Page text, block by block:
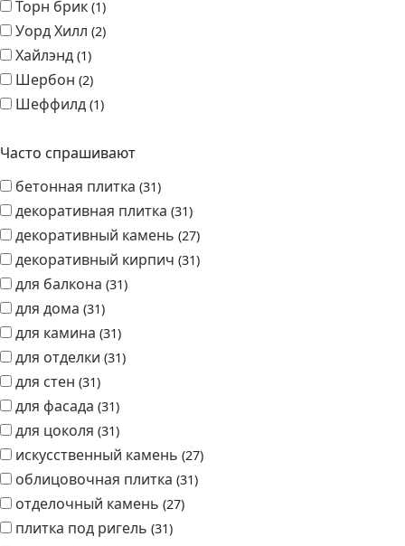
Шеффилд 1
Часто спрашивают
бетонная плитка
декоративная плитка
декоративный кирпич
для балкона 31
для дома 31
для камина 31
для отделки 31
для стен 31
для фасада 31
для цоколя 31
искусственный камень
облицовочная плитка
отделочный камень
плитка под ригель
под камень 31
под кирпич 31
ригельная плитка 31
фасадная плитка 31